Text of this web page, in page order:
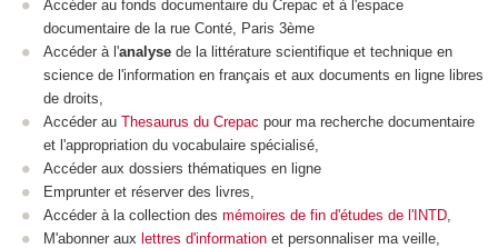
Accéder au fonds documentaire du Crepac et à l'espace
documentaire de la rue Conté, Paris 3ème
Accéder à l'analyse de la littérature scientifique et technique en
science de l'information en français et aux documents en ligne libres
de droits,
Accéder au Thesaurus du Crepac pour ma recherche documentaire
et l'appropriation du vocabulaire spécialisé,
Accéder aux dossiers thématiques en ligne
Emprunter et réserver des livres,
Accéder à la collection des mémoires de fin d'études de l'INTD
M'abonner aux lettres d'information et personnaliser ma veille,